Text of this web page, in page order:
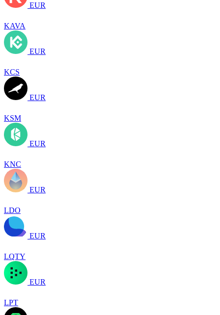
EUR
KAVA
EUR
KCS
EUR
KSM
EUR
KNC
EUR
LDO
EUR
LQTY
EUR
LPT